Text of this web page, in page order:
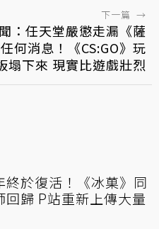
下一篇 →
：任天堂嚴懲走漏《​​薩
何消息！《CS:GO》玩
塌下來 現實比遊戲壯烈
終於復活！《冰菓》同
回歸 P站重新上傳大量